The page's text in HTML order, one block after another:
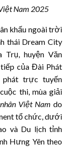
Nam 2025
khấu ngoài trời
thái Dream City
Trụ, huyện Văn
của Đài Phát
phát trực tuyến
thi, mùa giải
Việt Nam do
tổ chức, dưới
và Du lịch tỉnh
Hưng Yên theo